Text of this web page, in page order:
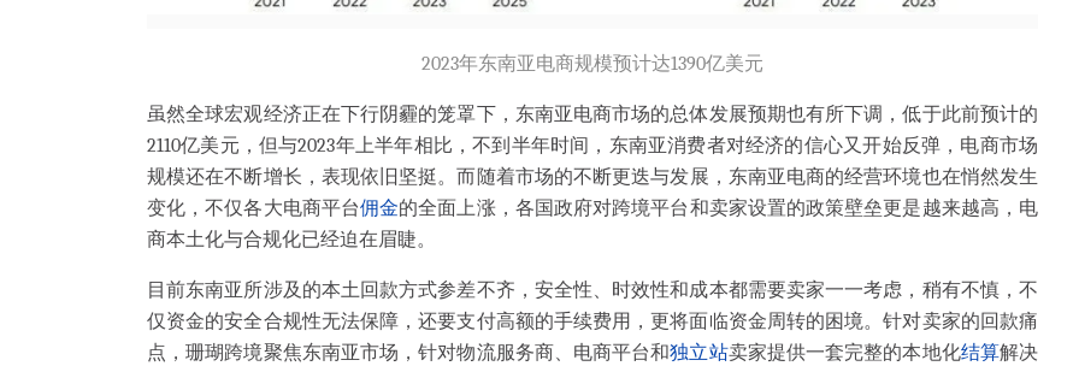
2023年东南亚电商规模预计达1390亿美元
虽然全球宏观经济正在下行阴霾的笼罩下，东南亚电商市场的总体发展预期也有所下调，低于此前预计的
2110亿美元，但与2023年上半年相比，不到半年时间，东南亚消费者对经济的信心又开始反弹，电商市场
规模还在不断增长，表现依旧坚挺。而随着市场的不断更迭与发展，东南亚电商的经营环境也在悄然发生
变化，不仅各大电商平台佣金的全面上涨，各国政府对跨境平台和卖家设置的政策壁垒更是越来越高，电
商本土化与合规化已经迫在眉睫。
目前东南亚所涉及的本土回款方式参差不齐，安全性、时效性和成本都需要卖家一一考虑，稍有不慎，不
仅资金的安全合规性无法保障，还要支付高额的手续费用，更将面临资金周转的困境。针对卖家的回款痛
点，珊瑚跨境聚焦东南亚市场，针对物流服务商、电商平台和独立站卖家提供一套完整的本地化结算解决